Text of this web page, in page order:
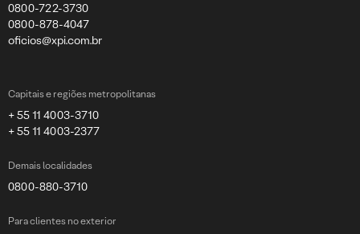
0800-722-3730
0800-878-4047
oficios@xpi.com.br
Capitais e regiões metropolitanas
+ 55 11 4003-3710
+ 55 11 4003-2377
Demais localidades
0800-880-3710
Para clientes no exterior